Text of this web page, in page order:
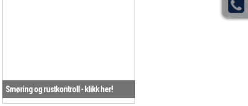
Smøring og rustkontroll - klikk her!